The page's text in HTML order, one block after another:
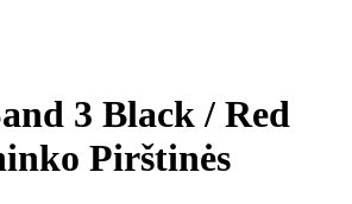
3 Black / Red
Pirštinės